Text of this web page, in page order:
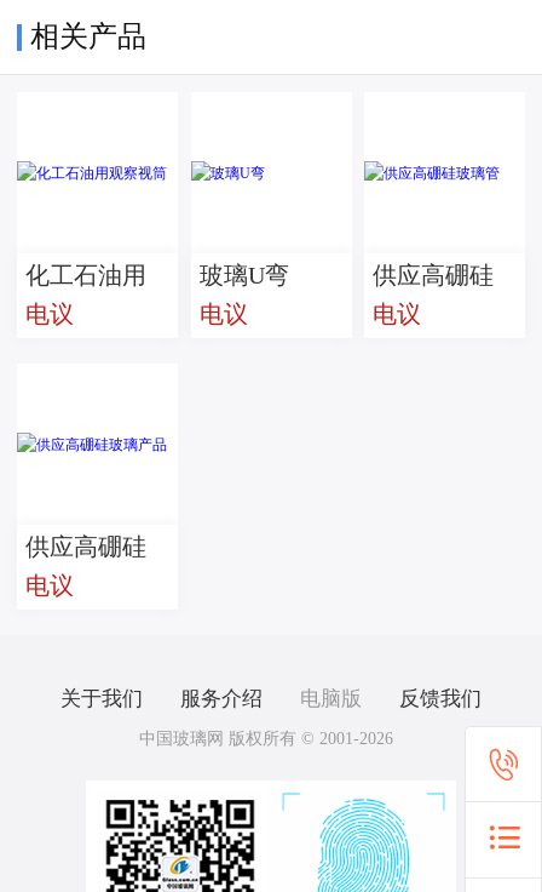
相关产品
化工石油用
观察视筒
电议
玻璃U弯
电议
供应高硼硅
玻璃管
电议
供应高硼硅
玻璃产品
电议
关于我们 服务介绍 电脑版 反馈我们
中国玻璃网 版权所有 © 2001-2026

